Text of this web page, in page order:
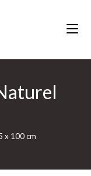
x 100 cm